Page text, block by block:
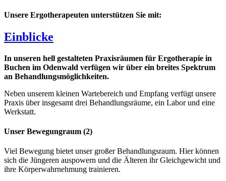
Unsere Ergotherapeuten unterstützen Sie mit:
Einblicke
In unseren hell gestalteten Praxisräumen für Ergotherapie in
Buchen im Odenwald verfügen wir über ein breites Spektrum
an Behandlungsmöglichkeiten.
Neben unserem kleinen Wartebereich und Empfang verfügt unsere
Praxis über insgesamt drei Behandlungsräume, ein Labor und eine
Werkstatt.
Unser Bewegungraum (2)
Viel Bewegung bietet unser großer Behandlungsraum. Hier können
sich die Jüngeren auspowern und die Älteren ihr Gleichgewicht und
ihre Körperwahrnehmung trainieren.